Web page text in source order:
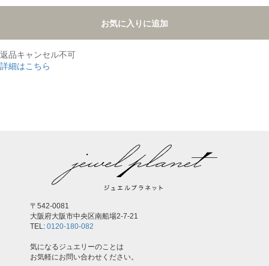
お気に入りに追加
返品キャンセル不可
詳細はこちら
〒542-0081
大阪府大阪市中央区南船場2-7-21
TEL: 0120-180-082
気になるジュエリーのことは
お気軽にお問い合わせください。